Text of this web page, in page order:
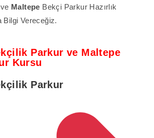
Maltepe Bekçi Parkur Hazırlık
Bilgi Vereceğiz.
Parkur ve Maltepe
Kursu
Parkur